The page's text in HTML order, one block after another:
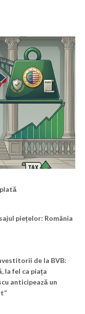
piețelor: România
de la BVB:
la fel ca piața
anticipează un